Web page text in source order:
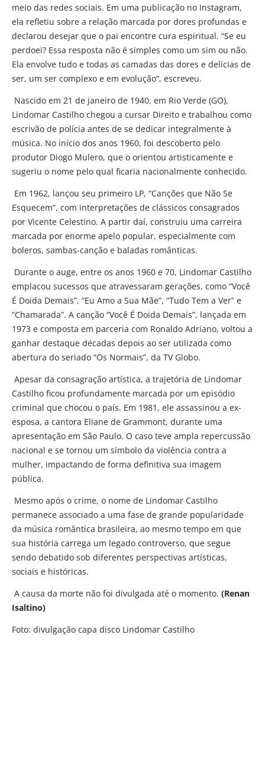
meio das redes sociais. Em uma publicação no Instagram,
ela refletiu sobre a relação marcada por dores profundas e
declarou desejar que o pai encontre cura espiritual. “Se eu
perdoei? Essa resposta não é simples como um sim ou não.
Ela envolve tudo e todas as camadas das dores e delícias de
ser, um ser complexo e em evolução”, escreveu.
Nascido em 21 de janeiro de 1940, em Rio Verde (GO),
Lindomar Castilho chegou a cursar Direito e trabalhou como
escrivão de polícia antes de se dedicar integralmente à
música. No início dos anos 1960, foi descoberto pelo
produtor Diogo Mulero, que o orientou artisticamente e
sugeriu o nome pelo qual ficaria nacionalmente conhecido.
Em 1962, lançou seu primeiro LP, “Canções que Não Se
Esquecem”, com interpretações de clássicos consagrados
por Vicente Celestino. A partir daí, construiu uma carreira
marcada por enorme apelo popular, especialmente com
boleros, sambas-canção e baladas românticas.
Durante o auge, entre os anos 1960 e 70, Lindomar Castilho
emplacou sucessos que atravessaram gerações, como “Você
É Doida Demais”, “Eu Amo a Sua Mãe”, “Tudo Tem a Ver” e
“Chamarada”. A canção “Você É Doida Demais”, lançada em
1973 e composta em parceria com Ronaldo Adriano, voltou a
ganhar destaque décadas depois ao ser utilizada como
abertura do seriado “Os Normais”, da TV Globo.
Apesar da consagração artística, a trajetória de Lindomar
Castilho ficou profundamente marcada por um episódio
criminal que chocou o país. Em 1981, ele assassinou a ex-
esposa, a cantora Eliane de Grammont, durante uma
apresentação em São Paulo. O caso teve ampla repercussão
nacional e se tornou um símbolo da violência contra a
mulher, impactando de forma definitiva sua imagem
pública.
Mesmo após o crime, o nome de Lindomar Castilho
permanece associado a uma fase de grande popularidade
da música romântica brasileira, ao mesmo tempo em que
sua história carrega um legado controverso, que segue
sendo debatido sob diferentes perspectivas artísticas,
sociais e históricas.
A causa da morte não foi divulgada até o momento. (Renan
Isaltino)
Foto: divulgação capa disco Lindomar Castilho